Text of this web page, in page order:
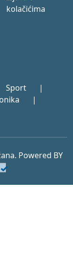
kolačićima
Sport
|
|
Powered BY